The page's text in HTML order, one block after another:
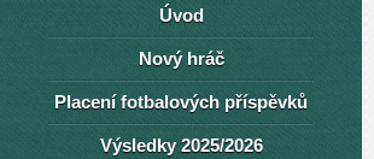
Úvod
Nový hráč
Placení fotbalových příspěvků
Výsledky 2025/2026